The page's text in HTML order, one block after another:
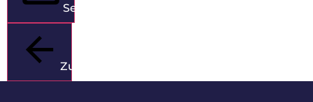
Senden
Zurück